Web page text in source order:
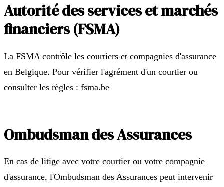
Autorité des services et marchés
financiers (FSMA)
La FSMA contrôle les courtiers et compagnies d'assurance
en Belgique. Pour vérifier l'agrément d'un courtier ou
consulter les règles : fsma.be
Ombudsman des Assurances
En cas de litige avec votre courtier ou votre compagnie
d'assurance, l'Ombudsman des Assurances peut intervenir